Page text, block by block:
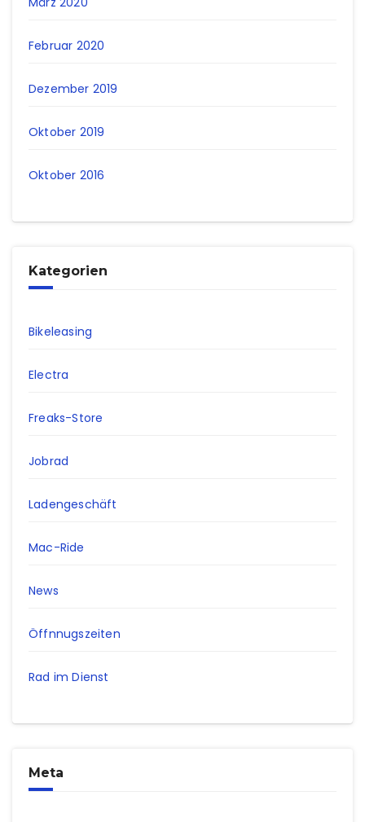
Februar 2020
Dezember 2019
Oktober 2019
Oktober 2016
Kategorien
Bikeleasing
Electra
Freaks-Store
Jobrad
Ladengeschäft
Mac-Ride
News
Öffnnugszeiten
Rad im Dienst
Meta